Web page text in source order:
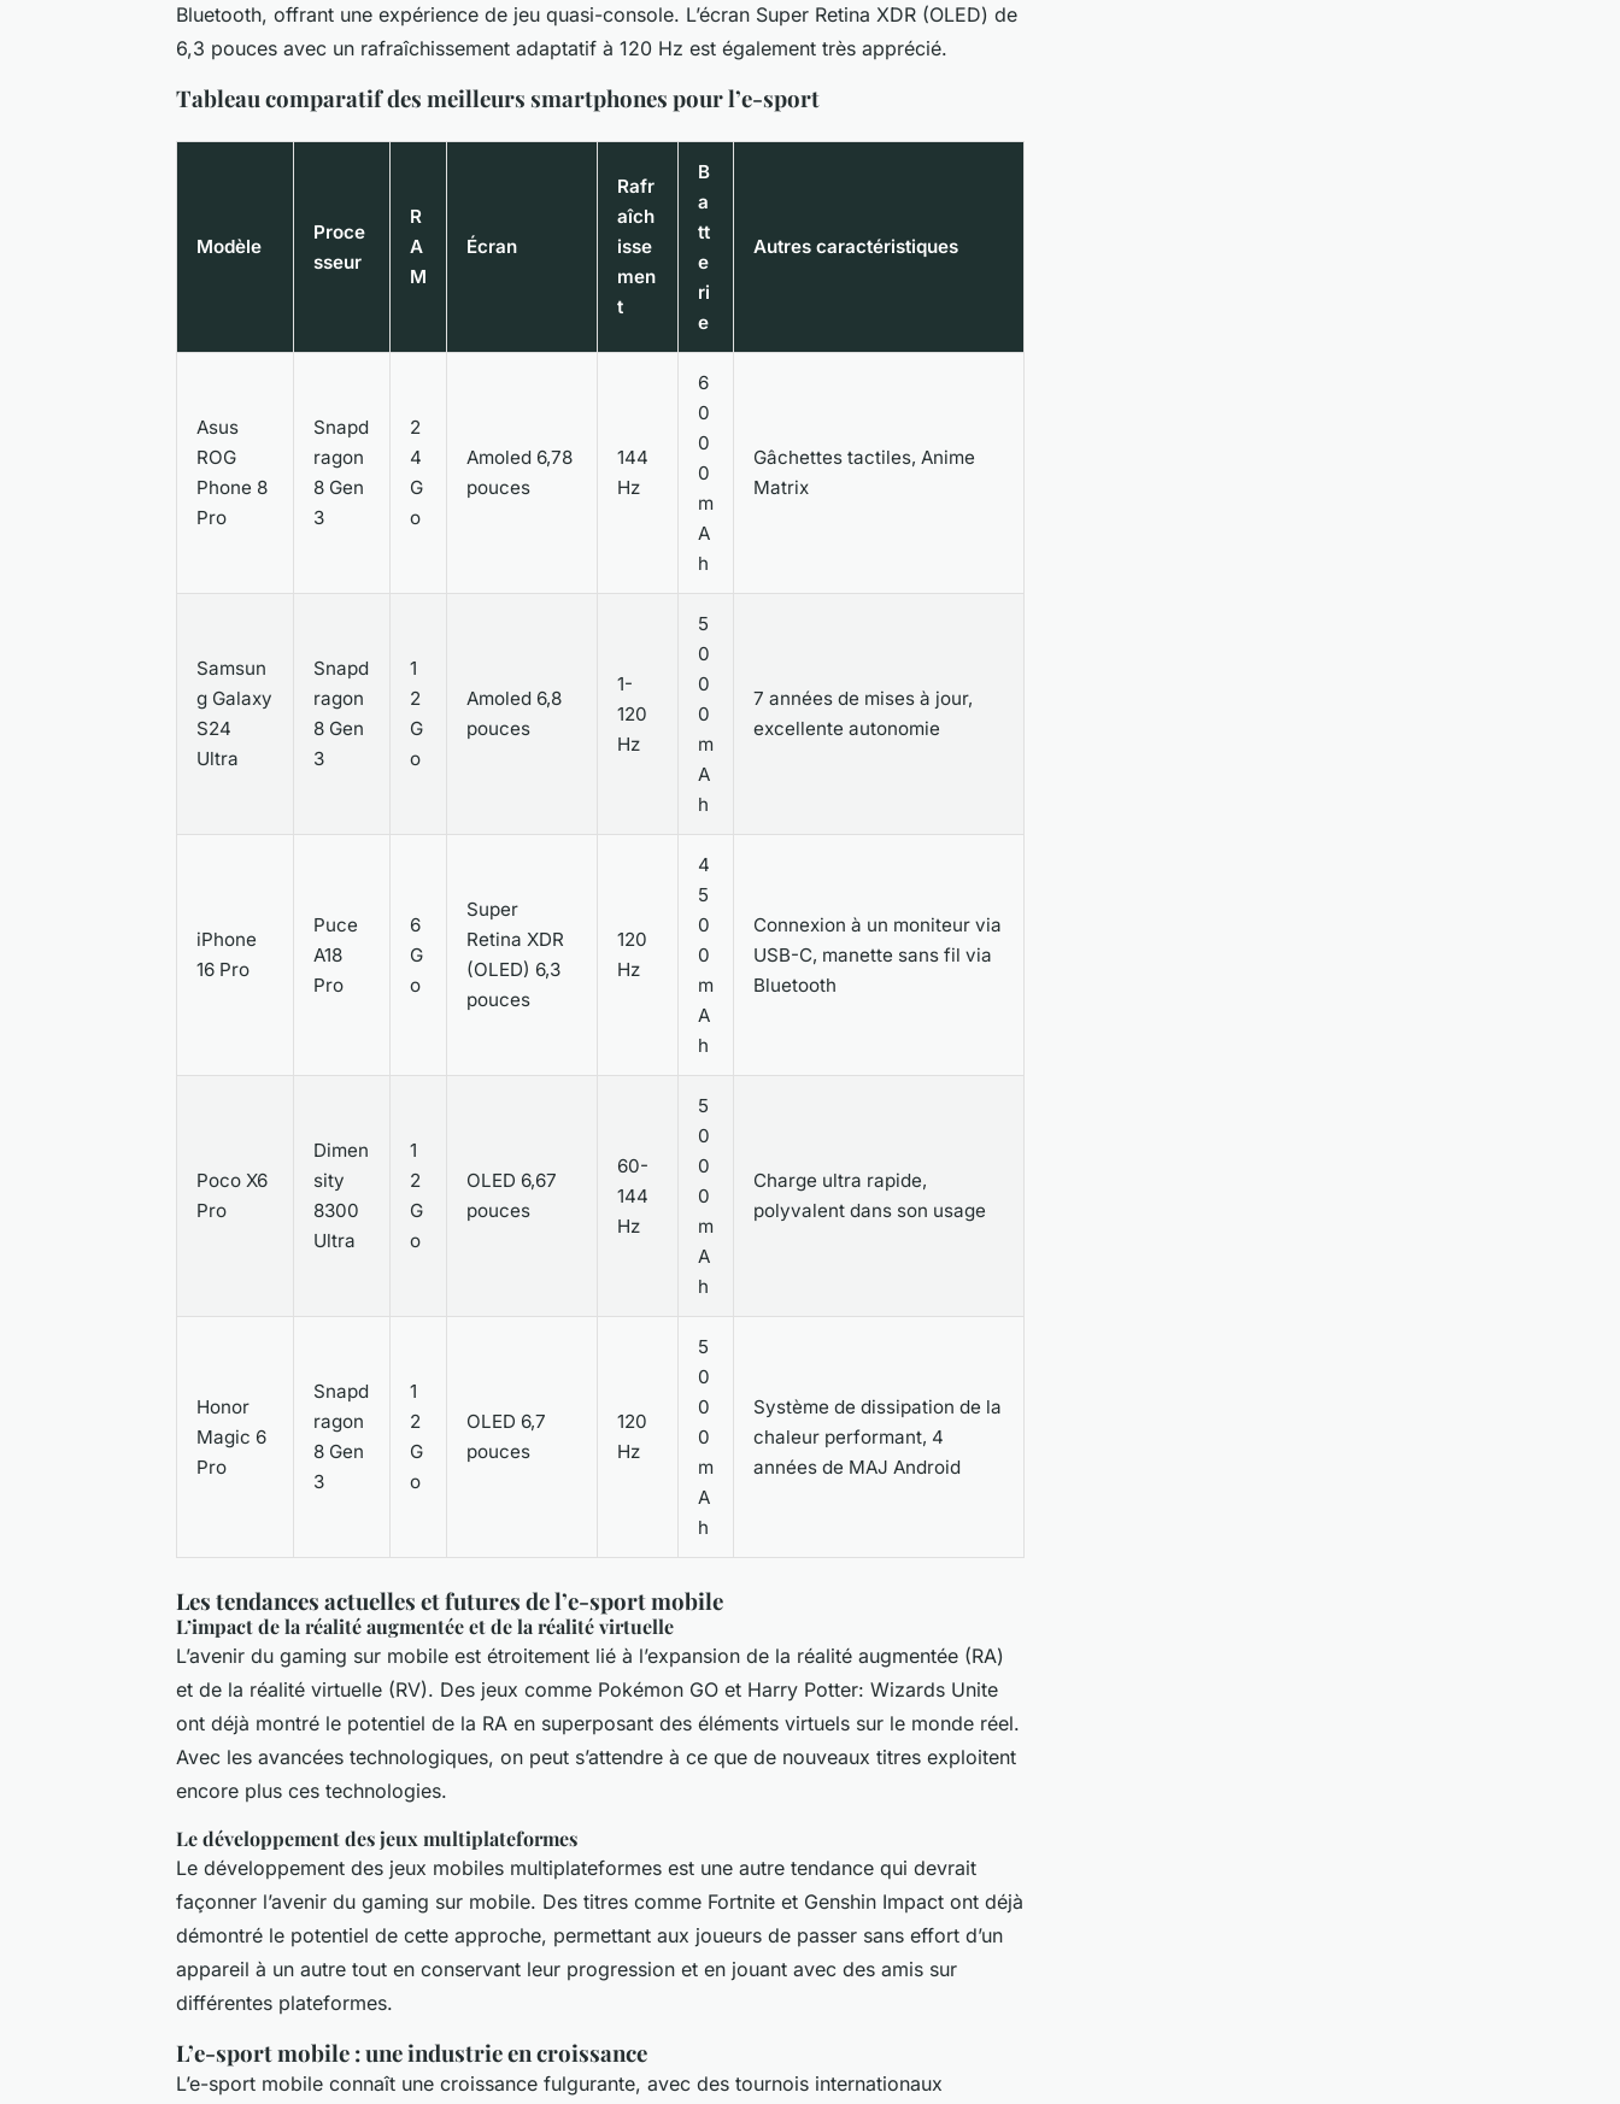
Bluetooth, offrant une expérience de jeu quasi-console. L’écran Super Retina XDR (OLED) de
6,3 pouces avec un rafraîchissement adaptatif à 120 Hz est également très apprécié.
Tableau comparatif des meilleurs smartphones pour l’e-sport
Modèle
Proce
sseur
R
A
M
Écran
Rafr
aîch
isse
men
t
B
a
tt
e
ri
e
Autres caractéristiques
Asus
ROG
Phone 8
Pro
Snapd
ragon
8 Gen
3
2
4
G
o
Amoled 6,78
pouces
144
Hz
6
0
0
0
m
A
h
Gâchettes tactiles, Anime
Matrix
Samsun
g Galaxy
S24
Ultra
Snapd
ragon
8 Gen
3
1
2
G
o
Amoled 6,8
pouces
1-
120
Hz
5
0
0
0
m
A
h
7 années de mises à jour,
excellente autonomie
iPhone
16 Pro
Puce
A18
Pro
6
G
o
Super
Retina XDR
(OLED) 6,3
pouces
120
Hz
4
5
0
0
m
A
h
Connexion à un moniteur via
USB-C, manette sans fil via
Bluetooth
Poco X6
Pro
Dimen
sity
8300
Ultra
1
2
G
o
OLED 6,67
pouces
60-
144
Hz
5
0
0
0
m
A
h
Charge ultra rapide,
polyvalent dans son usage
Honor
Magic 6
Pro
Snapd
ragon
8 Gen
3
1
2
G
o
OLED 6,7
pouces
120
Hz
5
0
0
0
m
A
h
Système de dissipation de la
chaleur performant, 4
années de MAJ Android
Les tendances actuelles et futures de l’e-sport mobile
L’impact de la réalité augmentée et de la réalité virtuelle
L’avenir du gaming sur mobile est étroitement lié à l’expansion de la réalité augmentée (RA)
et de la réalité virtuelle (RV). Des jeux comme Pokémon GO et Harry Potter: Wizards Unite
ont déjà montré le potentiel de la RA en superposant des éléments virtuels sur le monde réel.
Avec les avancées technologiques, on peut s’attendre à ce que de nouveaux titres exploitent
encore plus ces technologies.
Le développement des jeux multiplateformes
Le développement des jeux mobiles multiplateformes est une autre tendance qui devrait
façonner l’avenir du gaming sur mobile. Des titres comme Fortnite et Genshin Impact ont déjà
démontré le potentiel de cette approche, permettant aux joueurs de passer sans effort d’un
appareil à un autre tout en conservant leur progression et en jouant avec des amis sur
différentes plateformes.
L’e-sport mobile : une industrie en croissance
L’e-sport mobile connaît une croissance fulgurante, avec des tournois internationaux